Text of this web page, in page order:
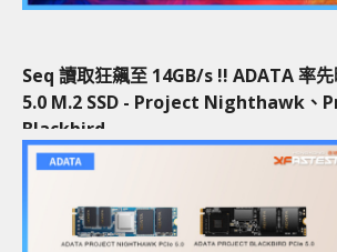
Seq 讀取狂飆至 14GB/s !! ADATA 率
5.0 M.2 SSD - Project Nighthawk、
Blackbird